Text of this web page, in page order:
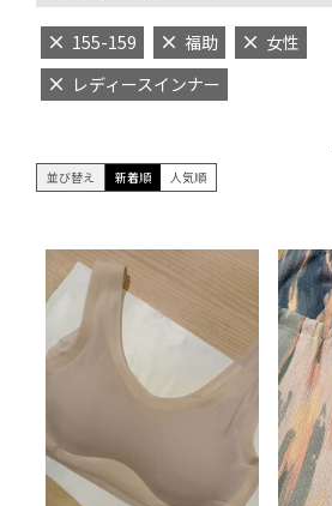
155-159 福助
女性
レディースインナー
並び替え 新着順 人気順